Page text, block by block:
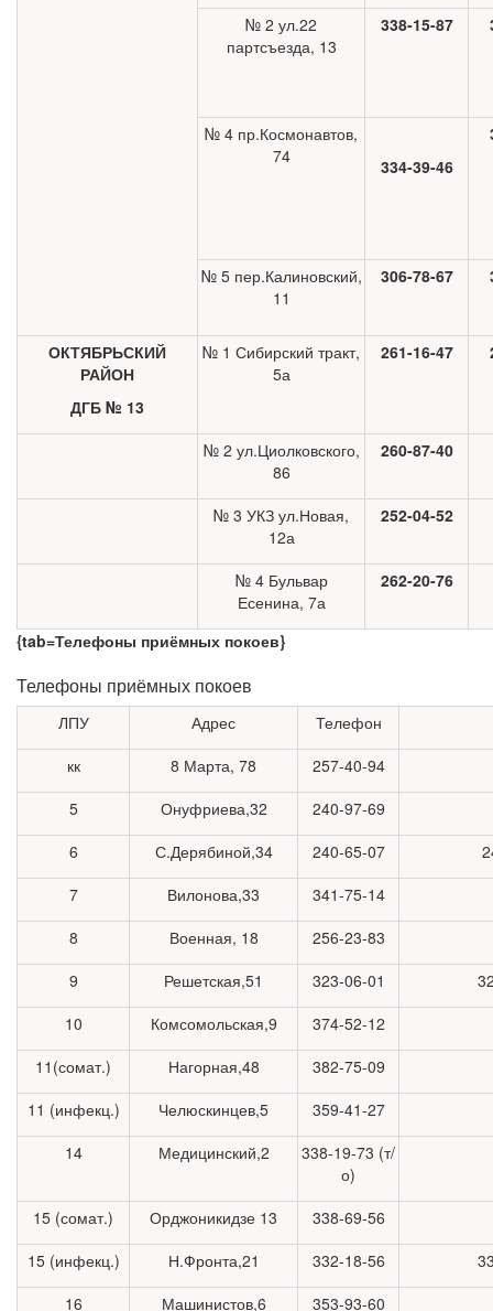
№ 2 ул.22
партсъезда, 13
338-15-87
№ 4 пр.Космонавтов,
74
334-39-46
№ 5 пер.Калиновский,
11
306-78-67
ОКТЯБРЬСКИЙ
РАЙОН
ДГБ № 13
№ 1 Сибирский тракт,
5а
261-16-47
№ 2 ул.Циолковского,
86
260-87-40
№ 3 УКЗ ул.Новая,
12а
252-04-52
№ 4 Бульвар
Есенина, 7а
262-20-76
{tab=Телефоны приёмных покоев}
Телефоны приёмных покоев
ЛПУ Адрес
Телефон
кк
8 Марта, 78
257-40-94
5
Онуфриева,32
240-97-69
6
С.Дерябиной,34 240-65-07
7
Вилонова,33
341-75-14
8
Военная, 18
256-23-83
9
Решетская,51 323-06-01
10
Комсомольская,9
374-52-12
11(сомат.)
Нагорная,48
382-75-09
11 (инфекц.)
Челюскинцев,5
359-41-27
14
Медицинский,2
338-19-73 (т/
о)
15 (сомат.)
Орджоникидзе 13
338-69-56
15 (инфекц.)
Н.Фронта,21 332-18-56
16
Машинистов,6 353-93-60